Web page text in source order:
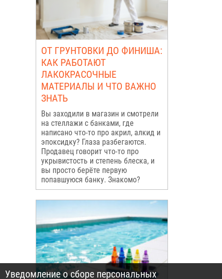
ОТ ГРУНТОВКИ ДО ФИНИША:
КАК РАБОТАЮТ
ЛАКОКРАСОЧНЫЕ
МАТЕРИАЛЫ И ЧТО ВАЖНО
ЗНАТЬ
Вы заходили в магазин и смотрели
на стеллажи с банками, где
написано что-то про акрил, алкид и
эпоксидку? Глаза разбегаются.
Продавец говорит что-то про
укрывистость и степень блеска, и
вы просто берёте первую
попавшуюся банку. Знакомо?
Уведомление о сборе персональных